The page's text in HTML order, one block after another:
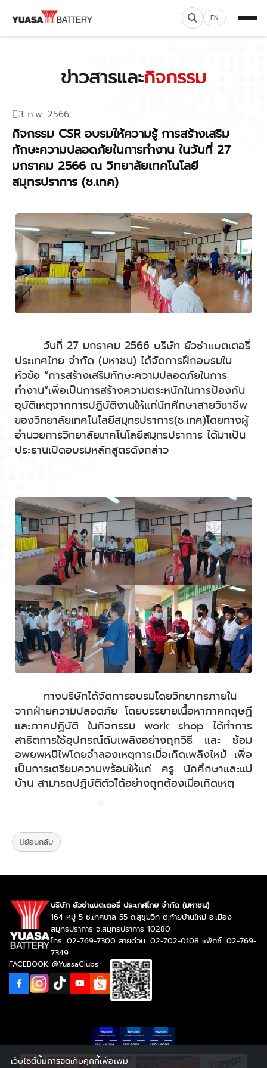
EN
ข่าวสารและกิจกรรม
3 ก.พ. 2566
กิจกรรม CSR อบรมให้ความรู้ การสร้างเสริม
ทักษะความปลอดภัยในการทำงาน ในวันที่ 27
มกราคม 2566 ณ วิทยาลัยเทคโนโลยี
สมุทรปราการ (ช.เทค)
วันที่ 27 มกราคม 2566 บริษัท ยัวซ่าแบตเตอรี่
ประเทศไทย จำกัด (มหาชน) ได้จัดการฝึกอบรมใน
หัวข้อ “การสร้างเสริมทักษะความปลอดภัยในการ
ทำงาน”เพื่อเป็นการสร้างความตระหนักในการป้องกัน
อุบัติเหตุจากการปฎิบัติงานให้แก่นักศึกษาสายวิชาชีพ
ของวิทยาลัยเทคโนโลยีสมุทรปราการ(ช.เทค)โดยทางผู้
อำนวยการวิทยาลัยเทคโนโลยีสมุทรปราการ ได้มาเป็น
ประธานเปิดอบรมหลักสูตรดังกล่าว
ทางบริษัทได้จัดการอบรมโดยวิทยากรภายใน
จากฝ่ายความปลอดภัย โดยบรรยายเนื้อหาภาคทฤษฏี
และภาคปฏิบัติ ในกิจกรรม work shop ได้ทำการ
สาธิตการใช้อุปกรณ์ดับเพลิงอย่างถุกวิธี และ ซ้อม
อพยพหนีไฟโดยจำลองเหตุการเมื่อเกิดเพลิงไหม้ เพื่อ
เป็นการเตรียมความพร้อมให้แก่ ครู นักศึกษาและแม่
บ้าน สามารถปฏิบัติตัวได้อย่างถูกต้องเมื่อเกิดเหตุ
ย้อนกลับ
บริษัท ยัวซ่าแบตเตอรี่ ประเทศไทย จำกัด (มหาชน)
164 หมู่ 5 ซ.เทศบาล 55 ถ.สุขุมวิท ต.ท้ายบ้านใหม่ อ.เมือง
สมุทรปราการ จ.สมุทรปราการ 10280
โทร: 02-769-7300 สายด่วน: 02-702-0108 แฟ็กซ์: 02-769-
7349
FACEBOOK: @YuasaClubs
เว็บไซต์นี้มีการจัดเก็บคุกกี้เพื่อเพิ่ม